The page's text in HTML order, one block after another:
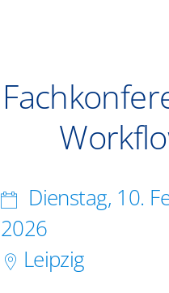
Dienstag, 10.
2026
Leipzig